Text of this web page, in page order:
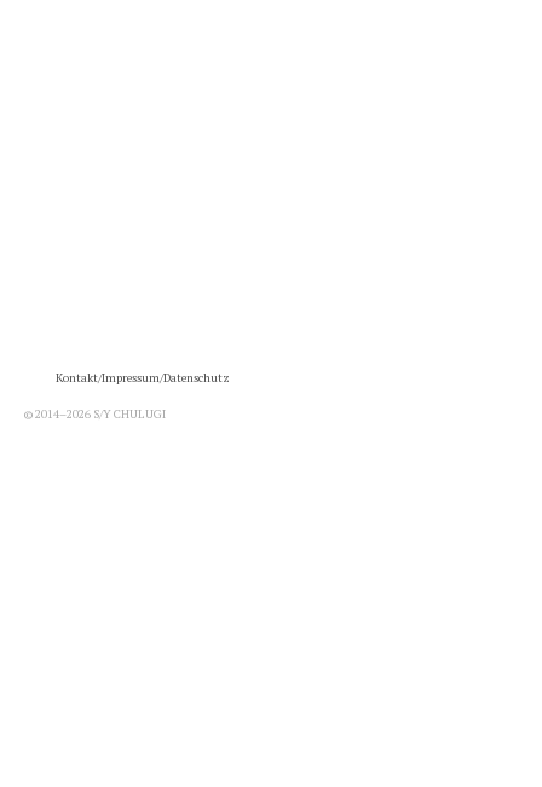
Kontakt/Impressum/Datenschutz
© 2014–2026 S/Y CHULUGI